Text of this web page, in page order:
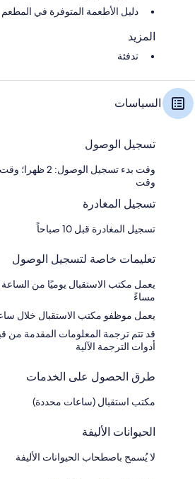
دليل الأطعمة المتوفرة في المطعم
المزيد
تدفئة
السياسات
تسجيل الوصول
وقت بدء تسجيل
وقت
تسجيل المغادرة
تسجيل المغادرة قبل 10 صباحاً
تعليمات خاصة لتسجيل الوصول
مساءً
يعمل موظفو مكتب الاستقبال خلال
قد تتم ترجمة المعلومات المقدمة من
أدوات الترجمة الآلية
طرق الحصول على الخدمات
مكتب استقبال (ساعات محددة)
الحيوانات الأليفة
لا يُسمح باصطحاب الحيوانات الأليفة